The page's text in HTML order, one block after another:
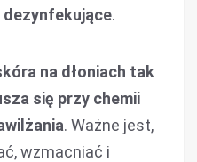
dezynfekujące.
na dłoniach tak
się przy chemii
. Ważne jest,
wzmacniać i